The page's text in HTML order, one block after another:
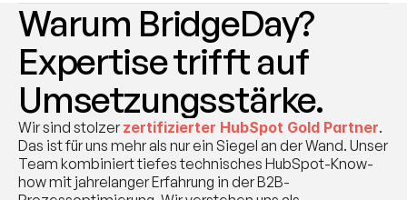
Warum BridgeDay?
Expertise trifft auf
Umsetzungsstärke.
Wir sind stolzer zertifizierter HubSpot Gold Partner.
Das ist für uns mehr als nur ein Siegel an der Wand. Unser
Team kombiniert tiefes technisches HubSpot-Know-
how mit jahrelanger Erfahrung in der B2B-